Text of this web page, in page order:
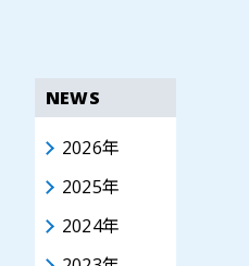
NEWS
2026年
2025年
2024年